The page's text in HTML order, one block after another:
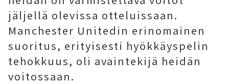
jäljellä olevissa otteluissaan.
Manchester Unitedin erinomainen
suoritus, erityisesti hyökkäyspelin
tehokkuus, oli avaintekijä heidän
voitossaan.